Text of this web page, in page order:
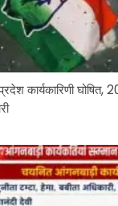
कार्यकारिणी घोषित,